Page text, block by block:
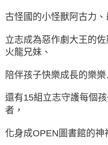
古怪國的小怪獸阿古力
立志成為惡作劇大王的
火龍兄妹、
陪伴孩子快樂成長的樂
還有15組立志守護每個
者，
化身成OPEN圖書館的神